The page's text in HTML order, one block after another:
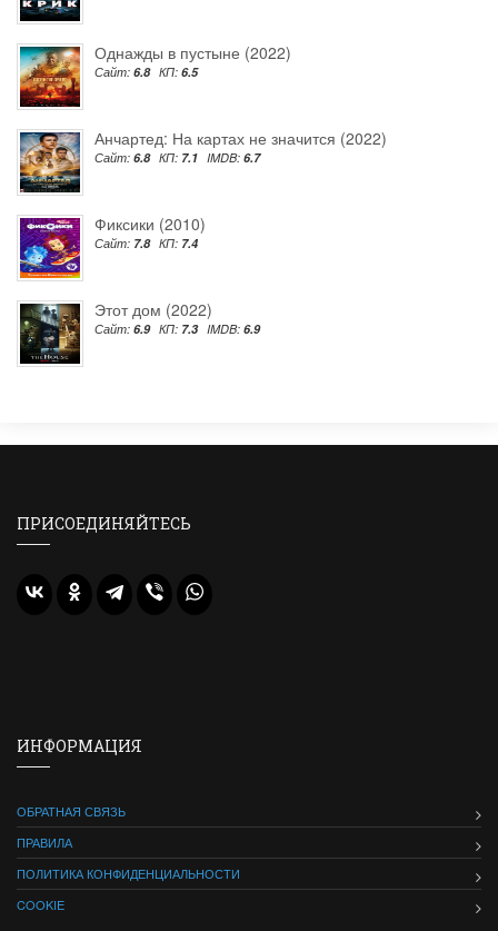
Однажды в пустыне (2022)
Сайт: 6.8 КП: 6.5
Анчартед: На картах не значится (2022)
Сайт: 6.8 КП: 7.1 IMDB: 6.7
Фиксики (2010)
Сайт: 7.8 КП: 7.4
Этот дом (2022)
Сайт: 6.9 КП: 7.3 IMDB: 6.9
ПРИСОЕДИНЯЙТЕСЬ
ИНФОРМАЦИЯ
ОБРАТНАЯ СВЯЗЬ
ПРАВИЛА
ПОЛИТИКА КОНФИДЕНЦИАЛЬНОСТИ
COOKIE